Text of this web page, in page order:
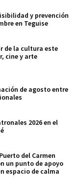
y prevención
en Teguise
de la cultura este
cine y arte
de agosto entre
2026 en el
del Carmen
un punto de apoyo
espacio de calma